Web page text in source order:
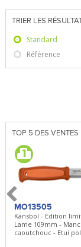
TRIER LES
Standard
Référence
TOP 5 DES VENTES
MO13505
Kansbol - Edition
Lame 109mm -
caoutchouc - Etui